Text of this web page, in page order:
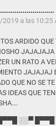
a las 10:25
ARDIDO
JAJAJAJA
UN RATO A
JAJAJAJ
QUE NO SE
IDEAS QUE
░░▀ █▀▀█